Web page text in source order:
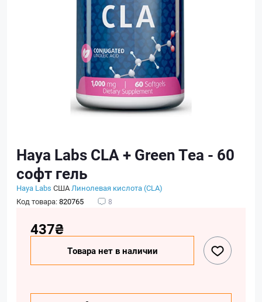
Haya Labs CLA + Green Tea - 60
софт гель
Haya Labs СШАЛинолевая кислота (CLA)
Код товара:820765 8
437₴
Товара нет в наличии